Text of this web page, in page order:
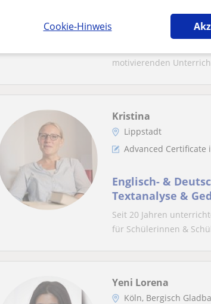
Cookie-Hinweis
Rentner gibt
Klasse
Lebenserfahrener und
motivierenden
Kristina
Lippstadt
Advanced Certificate
Englisch- &
Textanalyse &
Seit 20 Jahren
für Schülerinnen &
Yeni Lorena
Köln, Bergisch